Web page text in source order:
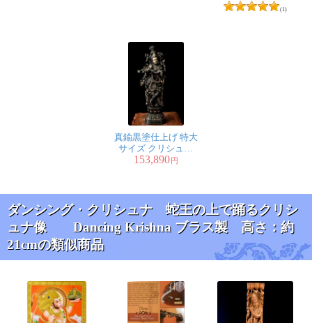
(1)
真鍮黒塗仕上げ 特大
サイズ クリシュナ
75cm
153,890円
ダンシング・クリシュナ 蛇王の上で踊るクリシ
ュナ像 Dancing Krishna ブラス製 高さ：約
21cmの類似商品